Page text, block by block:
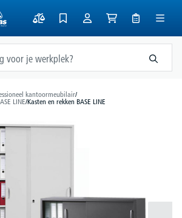
kantoormeubilair/
LINE/Kasten en rekken BASE LINE